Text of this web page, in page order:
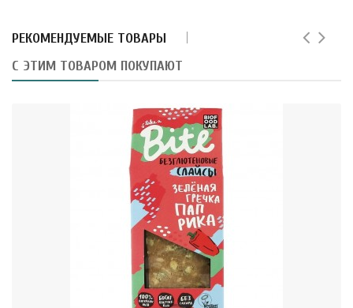
РЕКОМЕНДУЕМЫЕ ТОВАРЫ
С ЭТИМ ТОВАРОМ ПОКУПАЮТ